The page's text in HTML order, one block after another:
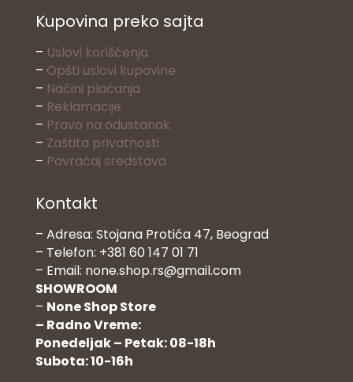
Kupovina preko sajta
– Uslovi korišćenja
– Opšti uslovi kupovine
– Načini plaćanja
– Reklamacije
– Pravo na odustanak
– Zaštita privatnosti
– Povraćaj sredstava
Kontakt
– Adresa: Stojana Protića 47, Beograd
– Telefon: +381 60 147 01 71
– Email: none.shop.rs@gmail.com
SHOWROOM
– None Shop Store
– Radno Vreme:
Ponedeljak – Petak: 08-18h
Subota: 10-16h